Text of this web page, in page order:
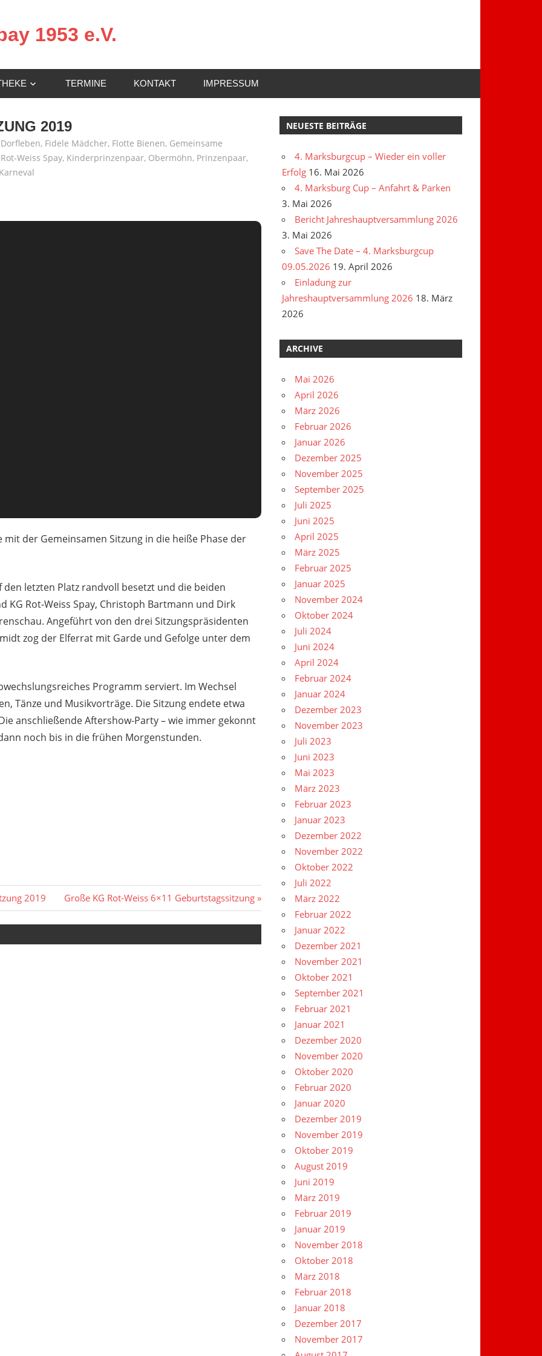
1953 e.V.
TERMINE KONTAKT IMPRESSUM
2019
Dorfleben, Fidele Mädcher, Flotte Bienen, Gemeinsame
Weiss Spay, Kinderprinzenpaar, Obermöhn, Prinzenpaar,
der Gemeinsamen Sitzung in die heiße Phase der
letzten Platz randvoll besetzt und die beiden
KG Rot-Weiss Spay, Christoph Bartmann und Dirk
Angeführt von den drei Sitzungspräsidenten
zog der Elferrat mit Garde und Gefolge unter dem
Programm serviert. Im Wechsel
Tänze und Musikvorträge. Die Sitzung endete etwa
anschließende Aftershow-Party – wie immer gekonnt
noch bis in die frühen Morgenstunden.
2019
Nächster
Beitrag:
Große KG Rot-Weiss 6×11 Geburtstagssitzung
NEUESTE BEITRÄGE
4. Marksburgcup – Wieder ein voller
Erfolg 16. Mai 2026
4. Marksburg Cup – Anfahrt & Parken
3. Mai 2026
Bericht Jahreshauptversammlung 2026
3. Mai 2026
Save The Date – 4. Marksburgcup
09.05.2026 19. April 2026
Einladung zur
Jahreshauptversammlung 2026 18. März
2026
ARCHIVE
Mai 2026
April 2026
März 2026
Februar 2026
Januar 2026
Dezember 2025
November 2025
September 2025
Juli 2025
Juni 2025
April 2025
März 2025
Februar 2025
Januar 2025
November 2024
Oktober 2024
Juli 2024
Juni 2024
April 2024
Februar 2024
Januar 2024
Dezember 2023
November 2023
Juli 2023
Juni 2023
Mai 2023
März 2023
Februar 2023
Januar 2023
Dezember 2022
November 2022
Oktober 2022
Juli 2022
März 2022
Februar 2022
Januar 2022
Dezember 2021
November 2021
Oktober 2021
September 2021
Februar 2021
Januar 2021
Dezember 2020
November 2020
Oktober 2020
Februar 2020
Januar 2020
Dezember 2019
November 2019
Oktober 2019
August 2019
Juni 2019
März 2019
Februar 2019
Januar 2019
November 2018
Oktober 2018
März 2018
Februar 2018
Januar 2018
Dezember 2017
November 2017